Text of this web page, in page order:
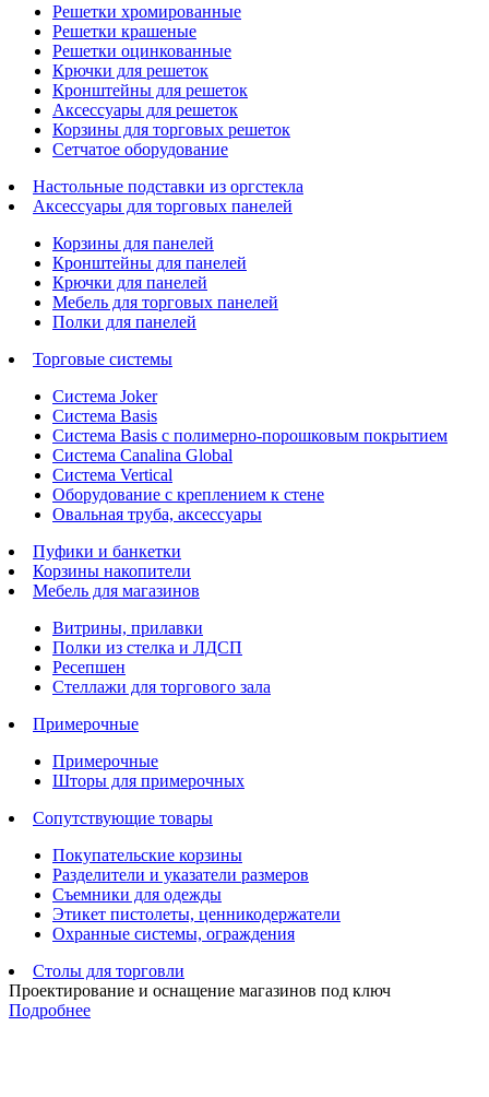
Решетки хромированные
Решетки крашеные
Решетки оцинкованные
Крючки для решеток
Кронштейны для решеток
Аксессуары для решеток
Корзины для торговых решеток
Сетчатое оборудование
Настольные подставки из оргстекла
Аксессуары для торговых панелей
Корзины для панелей
Кронштейны для панелей
Крючки для панелей
Мебель для торговых панелей
Полки для панелей
Торговые системы
Система Joker
Система Basis
Система Basis с полимерно-порошковым покрытием
Система Canalina Global
Система Vertical
Оборудование с креплением к стене
Овальная труба, аксессуары
Пуфики и банкетки
Корзины накопители
Мебель для магазинов
Витрины, прилавки
Полки из стелка и ЛДСП
Ресепшен
Стеллажи для торгового зала
Примерочные
Примерочные
Шторы для примерочных
Сопутствующие товары
Покупательские корзины
Разделители и указатели размеров
Съемники для одежды
Этикет пистолеты, ценникодержатели
Охранные системы, ограждения
Столы для торговли
Проектирование и оснащение магазинов под ключ
Подробнее